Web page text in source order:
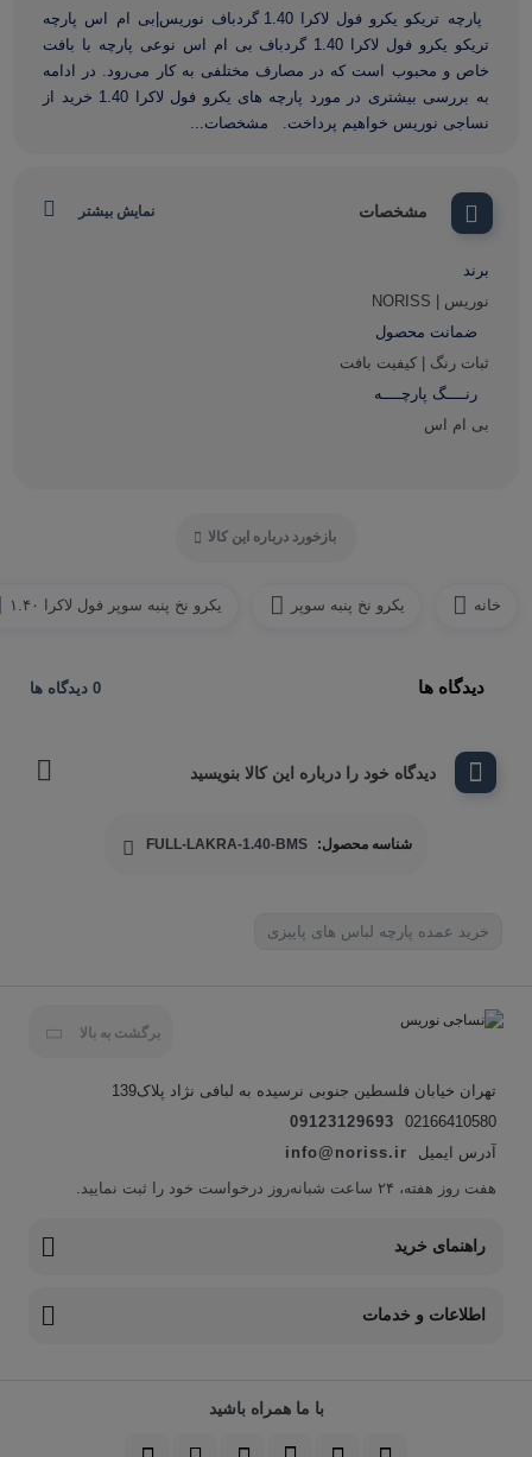
پارچه تریکو یکرو فول لاکرا 1.40 گردباف نوریس|بی ام اس پارچه
تریکو یکرو فول لاکرا 1.40 گردباف بی ام اس نوعی پارچه با بافت
خاص و محبوب است که در مصارف مختلفی به کار می‌رود. در ادامه
به بررسی بیشتری در مورد پارچه های یکرو فول لاکرا 1.40 خرید از
نساجی نوریس خواهیم پرداخت. مشخصات...
مشخصات نمایش بیشتر
برند
نوریس | NORISS
ضمانت محصول
ثبات رنگ | کیفیت بافت
رنــــگ پارچــــه
بی ام اس
بازخورد درباره این کالا
خانه یکرو نخ پنبه سوپر یکرو نخ پنبه سوپر فول لاکرا ۱.۴۰
دیدگاه ها 0 دیدگاه ها
دیدگاه خود را درباره این کالا بنویسید
شناسه محصول: FULL-LAKRA-1.40-BMS
خرید عمده پارچه لباس های پاییزی
برگشت به بالا
تهران خیابان فلسطین جنوبی نرسیده به لبافی نژاد پلاک139
02166410580
09123129693
آدرس ایمیل
info@noriss.ir
هفت روز هفته، ۲۴ ساعت شبانه‌روز درخواست خود را ثبت نمایید.
راهنمای خرید
اطلاعات و خدمات
با ما همراه باشید